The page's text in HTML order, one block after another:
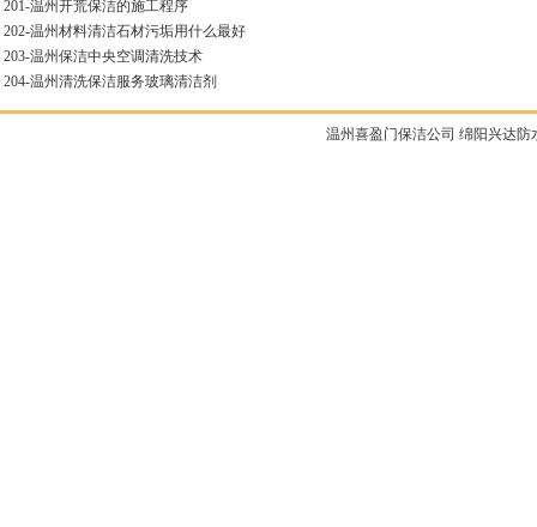
201-温州开荒保洁的施工程序
202-温州材料清洁石材污垢用什么最好
203-温州保洁中央空调清洗技术
204-温州清洗保洁服务玻璃清洁剂
温州喜盈门保洁公司 绵阳兴达防